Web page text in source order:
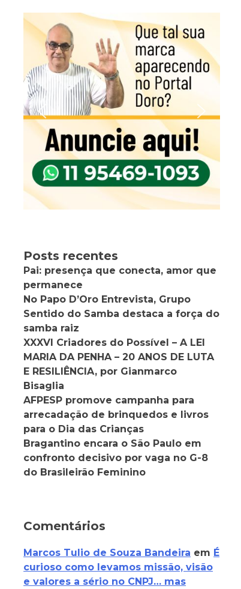
Posts recentes
Pai: presença que conecta, amor que
permanece
No Papo D’Oro Entrevista, Grupo
Sentido do Samba destaca a força do
samba raiz
XXXVI Criadores do Possível – A LEI
MARIA DA PENHA – 20 ANOS DE LUTA
E RESILIÊNCIA, por Gianmarco
Bisaglia
AFPESP promove campanha para
arrecadação de brinquedos e livros
para o Dia das Crianças
Bragantino encara o São Paulo em
confronto decisivo por vaga no G-8
do Brasileirão Feminino
Comentários
Marcos Tulio de Souza Bandeira em É
curioso como levamos missão, visão
e valores a sério no CNPJ… mas